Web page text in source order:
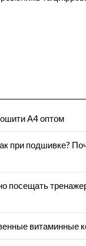
А4 оптом
при подшивке?
посещать
витаминные